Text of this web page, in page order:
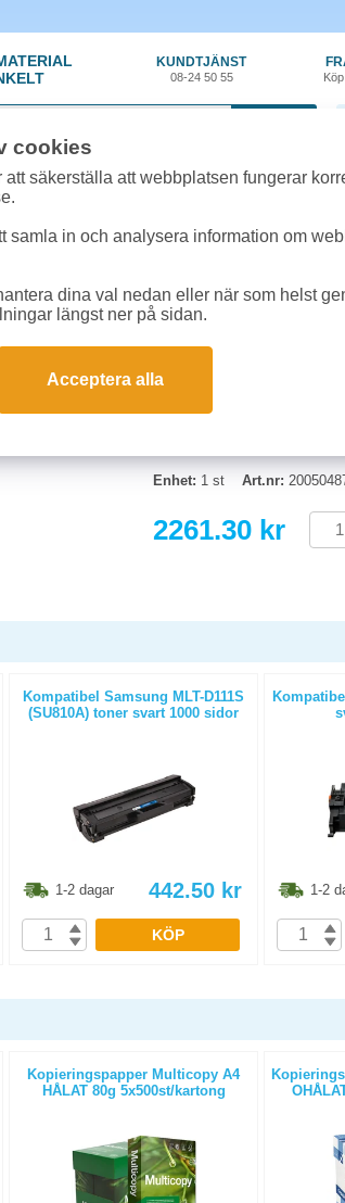
KUNDTJÄNST
08-24 50 55
»Toner kompatibla» Toner NO Lexmark X203A21G
Toner NO
Miljötoner motsvarande
Färg: svart
Enhet: 1 st Art.nr:
2261.30 kr
Kompatibel Samsung MLT-D111S
(SU810A) toner svart 1000 sidor
1-2 dagar 442.50 kr
KÖP
1-2
Kopieringspapper Multicopy A4
HÅLAT 80g 5x500st/kartong
cookies
säkerställa att webbplatsen fungerar
samla in och analysera information om
dina val nedan eller när som helst
längst ner på sidan.
Acceptera alla